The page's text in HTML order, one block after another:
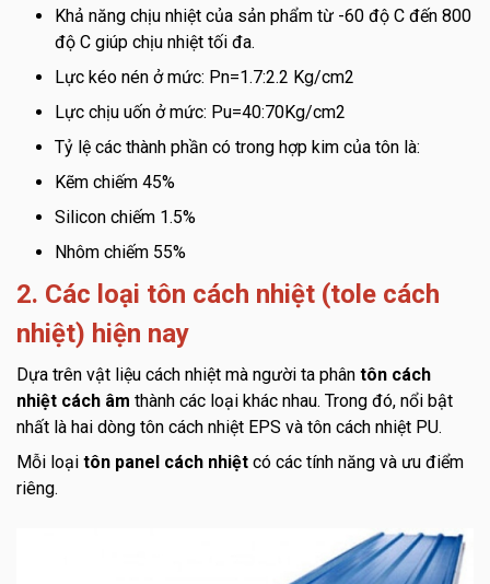
Khả năng chịu nhiệt của sản phẩm từ -60 độ C đến 800
độ C giúp chịu nhiệt tối đa.
Lực kéo nén ở mức: Pn=1.7:2.2 Kg/cm2
Lực chịu uốn ở mức: Pu=40:70Kg/cm2
Tỷ lệ các thành phần có trong hợp kim của tôn là:
Kẽm chiếm 45%
Silicon chiếm 1.5%
Nhôm chiếm 55%
2. Các loại tôn cách nhiệt (tole cách
nhiệt) hiện nay
Dựa trên vật liệu cách nhiệt mà người ta phân tôn cách
nhiệt cách âm thành các loại khác nhau. Trong đó, nổi bật
nhất là hai dòng tôn cách nhiệt EPS và tôn cách nhiệt PU.
Mỗi loại tôn panel cách nhiệt có các tính năng và ưu điểm
riêng.